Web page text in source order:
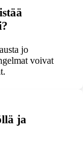
jo
voivat
ja